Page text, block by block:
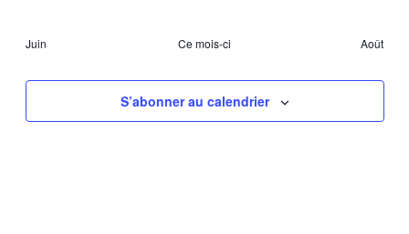
Juin Ce mois-ci Août
S’abonner au calendrier